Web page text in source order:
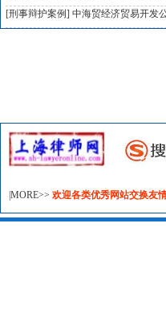
[刑事辩护案例] 中海贸经济贸易开发公
|MORE>> 欢迎各类优秀网站交换友